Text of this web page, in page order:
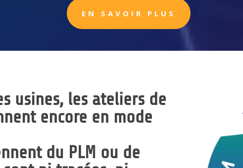
EN SAVOIR PLUS
usines, les ateliers de
encore en mode
du PLM ou de